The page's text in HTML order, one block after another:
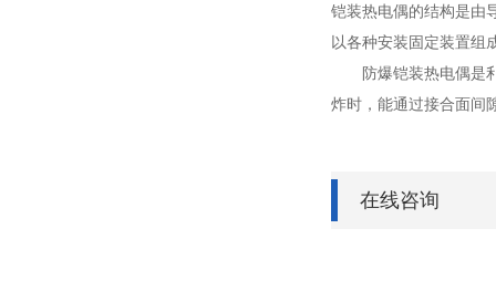
铠装热电偶的结构是由
以各种安装固定装置组
防爆铠装热电偶是利
炸时，能通过接合面间
在线咨询